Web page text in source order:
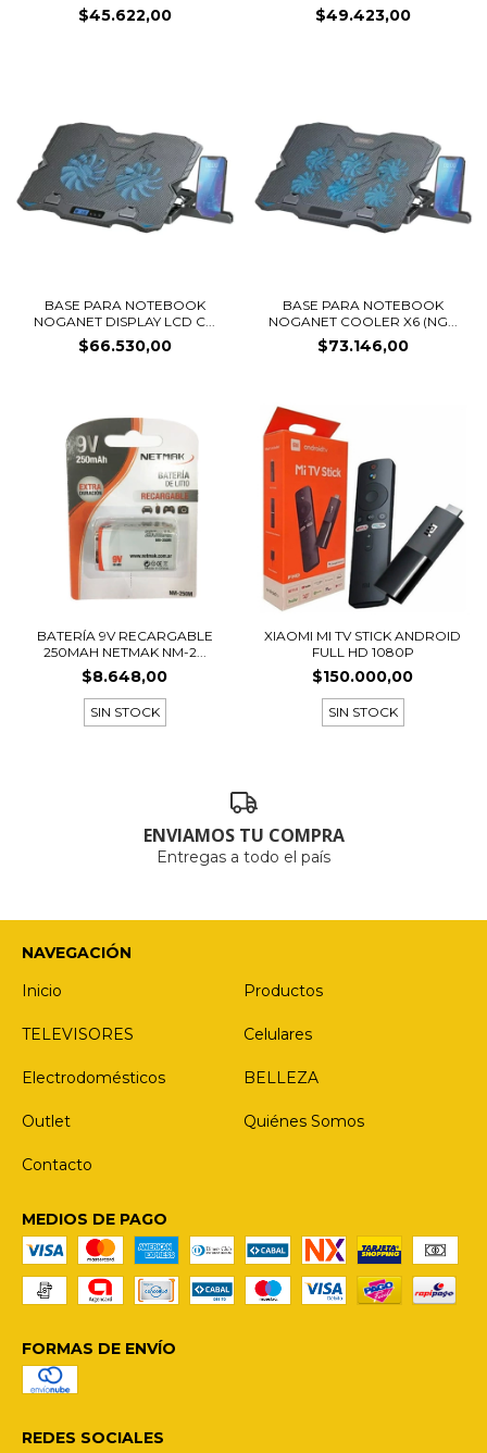
$45.622,00 $49.423,00
BASE PARA NOTEBOOK
NOGANET DISPLAY LCD C...
$66.530,00
BASE PARA NOTEBOOK
NOGANET COOLER X6 (NG...
$73.146,00
BATERÍA 9V RECARGABLE
250MAH NETMAK NM-2...
$8.648,00
SIN STOCK
XIAOMI MI TV STICK ANDROID
FULL HD 1080P
$150.000,00
SIN STOCK
ENVIAMOS TU COMPRA
Entregas a todo el país
NAVEGACIÓN
Inicio
Productos
TELEVISORES Celulares
Electrodomésticos BELLEZA
Outlet Quiénes Somos
Contacto
MEDIOS DE PAGO
FORMAS DE ENVÍO
REDES SOCIALES